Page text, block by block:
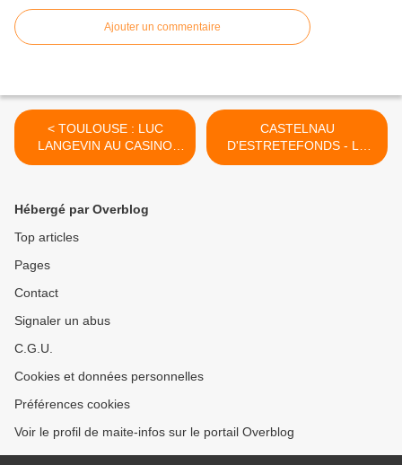
Ajouter un commentaire
< TOULOUSE : LUC
LANGEVIN AU CASINO
BARRIERE
CASTELNAU
D'ESTRETEFONDS - LA
GRANDE LESSIVE >
Hébergé par Overblog
Top articles
Pages
Contact
Signaler un abus
C.G.U.
Cookies et données personnelles
Préférences cookies
Voir le profil de maite-infos sur le portail Overblog